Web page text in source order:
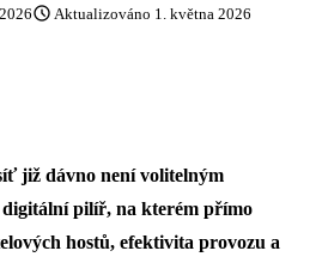
schedule Aktualizováno 1. května 2026
již dávno není volitelným
digitální pilíř, na kterém přímo
hostů, efektivita provozu a